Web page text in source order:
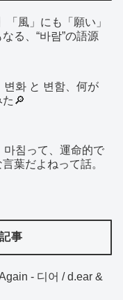
「風」にも「願い」
る、“바람”の語源
변화 と 변함、何が
🔎
마침って、運命的で
葉だよねって話。
事
- 디어 / d.ear &